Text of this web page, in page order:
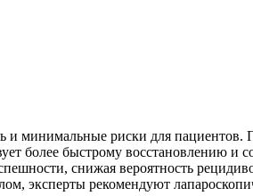
и минимальные риски для пациентов.
более быстрому восстановлению и
снижая вероятность
эксперты рекомендуют